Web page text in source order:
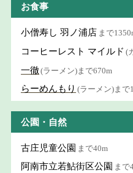
お食事
小僧寿し 羽ノ浦店 まで
コーヒーレスト マイルド (
一徹(ラーメン)まで670m
らーめんもり (ラーメン)まで
公園・自然
古庄児童公園 まで40m
阿南市立若鮎街区公園 まで